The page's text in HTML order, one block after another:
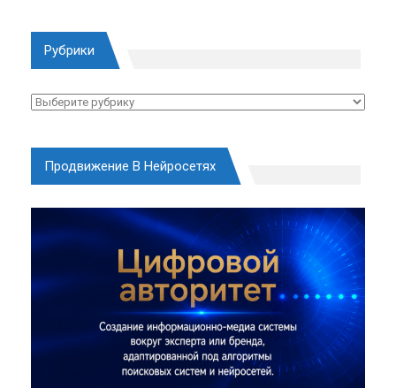
Рубрики
Рубрики
Продвижение В Нейросетях